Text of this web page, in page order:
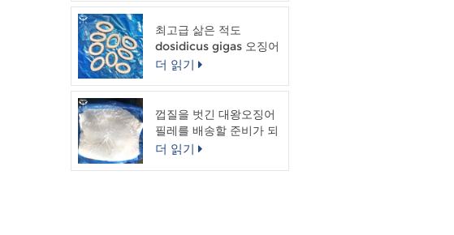
최고급 삶은 적도
dosidicus gigas 오징어
링
더 읽기
껍질을 벗긴 대왕오징어
필레를 배송할 준비가 되
었습니다.
더 읽기